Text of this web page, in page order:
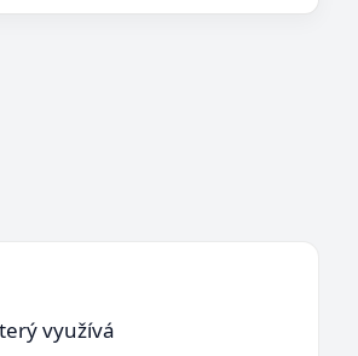
využívá